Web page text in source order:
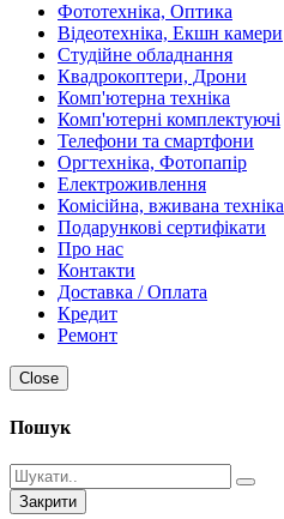
Фототехніка, Оптика
Відеотехніка, Екшн камери
Студійне обладнання
Квадрокоптери, Дрони
Комп'ютерна техніка
Комп'ютерні комплектуючі
Телефони та смартфони
Оргтехніка, Фотопапір
Електроживлення
Комісійна, вживана техніка
Подарункові сертифікати
Про нас
Контакти
Доставка / Оплата
Кредит
Ремонт
Close
Пошук
Закрити